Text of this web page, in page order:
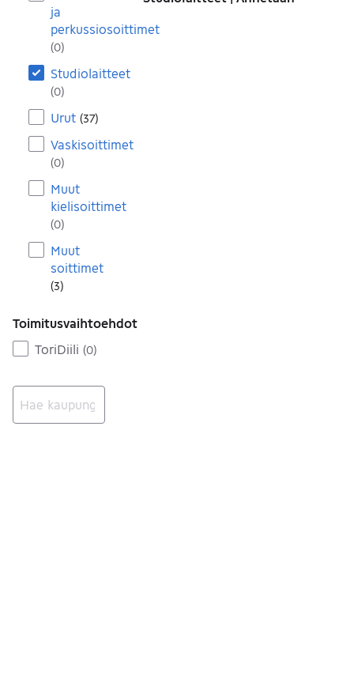
ja
perkussiosoittimet
(0)
Studiolaitteet
(0)
Urut (37)
Vaskisoittimet
(0)
Muut
kielisoittimet
(0)
Muut
soittimet
(3)
Toimitusvaihtoehdot
ToriDiili (0)